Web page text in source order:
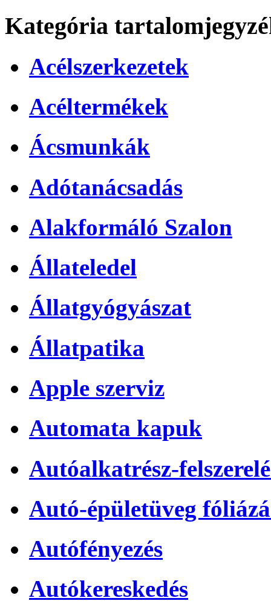
Kategória
Acélszerkezetek
Acéltermékek
Ácsmunkák
Adótanácsadás
Alakformáló Szalon
Állateledel
Állatgyógyászat
Állatpatika
Apple szerviz
Automata kapuk
Autóalkatrész-
Autó-épületüveg
Autófényezés
Autókereskedés